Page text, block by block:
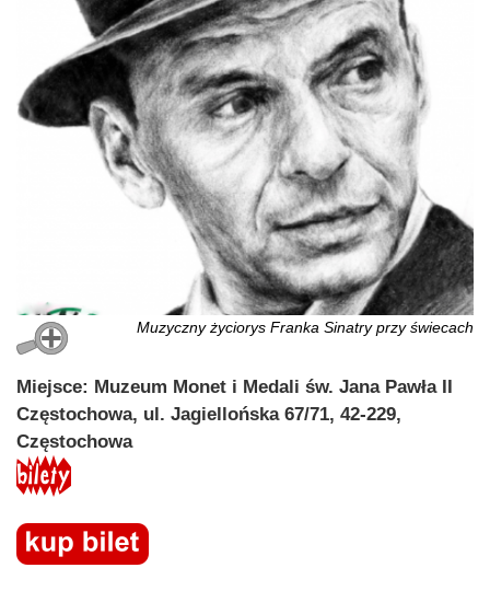
Muzyczny życiorys Franka Sinatry przy świecach
Miejsce: Muzeum Monet i Medali św. Jana Pawła II
Częstochowa, ul. Jagiellońska 67/71, 42-229,
Częstochowa